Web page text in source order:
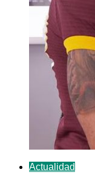
Actualidad